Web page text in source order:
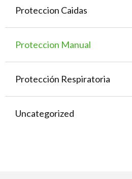
Proteccion Caidas
Proteccion Manual
Protección Respiratoria
Uncategorized